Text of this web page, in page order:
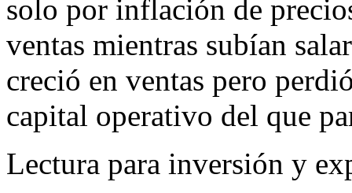
solo por inflación de
ventas mientras subían
creció en ventas pero
capital operativo del que
Lectura para inversión y